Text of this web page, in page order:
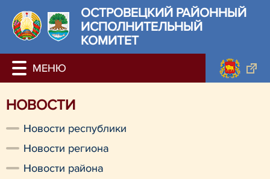
ОСТРОВЕЦКИЙ РАЙОННЫЙ
ИСПОЛНИТЕЛЬНЫЙ
КОМИТЕТ
НОВОСТИ
Новости республики
Новости региона
Новости района